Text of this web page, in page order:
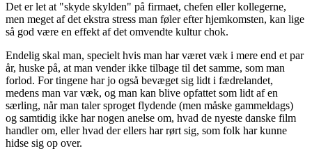
Det er let at "skyde skylden" på firmaet, chefen eller kollegerne,
men meget af det ekstra stress man føler efter hjemkomsten, kan lige
så god være en effekt af det omvendte kultur chok.
Endelig skal man, specielt hvis man har været væk i mere end et par
år, huske på, at man vender ikke tilbage til det samme, som man
forlod. For tingene har jo også bevæget sig lidt i fædrelandet,
medens man var væk, og man kan blive opfattet som lidt af en
særling, når man taler sproget flydende (men måske gammeldags)
og samtidig ikke har nogen anelse om, hvad de nyeste danske film
handler om, eller hvad der ellers har rørt sig, som folk har kunne
hidse sig op over.